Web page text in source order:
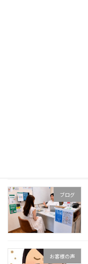
ブログ
お客様の声